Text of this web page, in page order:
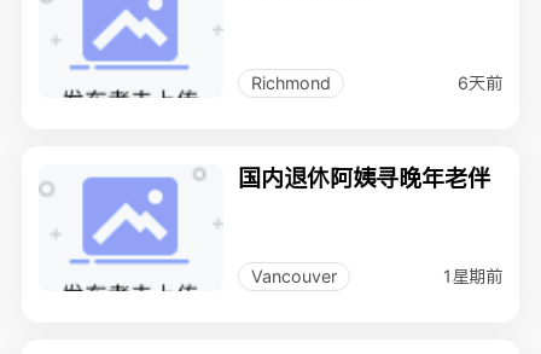
Richmond 6天前
国内退休阿姨寻晚年老伴
Vancouver 1星期前